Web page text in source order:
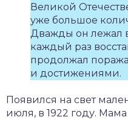
Великой
уже большое
Дважды он лежал
каждый раз
продолжал
и достижениями.
Появился на свет
июля, в 1922 году.